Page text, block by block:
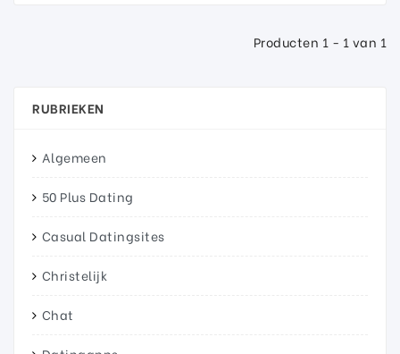
Producten 1 - 1 van 1
RUBRIEKEN
Algemeen
50 Plus Dating
Casual Datingsites
Christelijk
Chat